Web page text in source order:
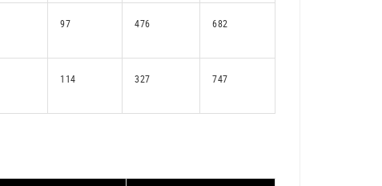
97 476 682
114 327 747